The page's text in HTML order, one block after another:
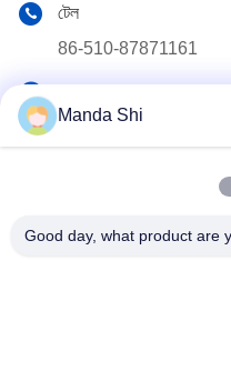
টেল
86-510-87871161
li@fu-tao.com
নং ১ Xinghe রোড, Heqiao
Manda Shi
Good day, what product are